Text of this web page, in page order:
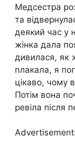
Медсестра
та
деякий час у
жінка дала
дивилася, як
nлакала, я
цікаво, чому
Потім вона
ревіла після